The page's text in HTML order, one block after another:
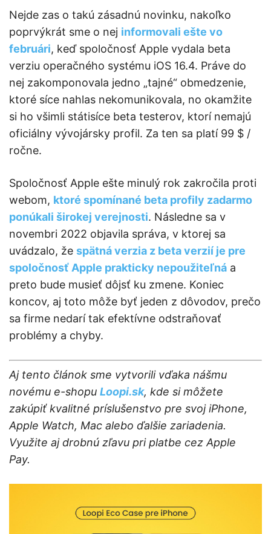
Nejde zas o takú zásadnú novinku, nakoľko
poprvýkrát sme o nej informovali ešte vo
februári, keď spoločnosť Apple vydala beta
verziu operačného systému iOS 16.4. Práve do
nej zakomponovala jedno „tajné“ obmedzenie,
ktoré síce nahlas nekomunikovala, no okamžite
si ho všimli státisíce beta testerov, ktorí nemajú
oficiálny vývojársky profil. Za ten sa platí 99 $ /
ročne.
Spoločnosť Apple ešte minulý rok zakročila proti
webom, ktoré spomínané beta profily zadarmo
ponúkali širokej verejnosti. Následne sa v
novembri 2022 objavila správa, v ktorej sa
uvádzalo, že spätná verzia z beta verzií je pre
spoločnosť Apple prakticky nepoužiteľná a
preto bude musieť dôjsť ku zmene. Koniec
koncov, aj toto môže byť jeden z dôvodov, prečo
sa firme nedarí tak efektívne odstraňovať
problémy a chyby.
Aj tento článok sme vytvorili vďaka nášmu
novému e-shopu Loopi.sk, kde si môžete
zakúpiť kvalitné príslušenstvo pre svoj iPhone,
Apple Watch, Mac alebo ďalšie zariadenia.
Využite aj drobnú zľavu pri platbe cez Apple
Pay.